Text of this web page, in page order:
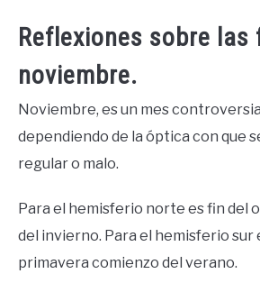
Reflexiones sobre las
noviembre.
Noviembre, es un mes
dependiendo de la óptica con que
regular o malo.
Para el hemisferio norte es fin del
del invierno. Para el hemisferio sur
primavera comienzo del verano.